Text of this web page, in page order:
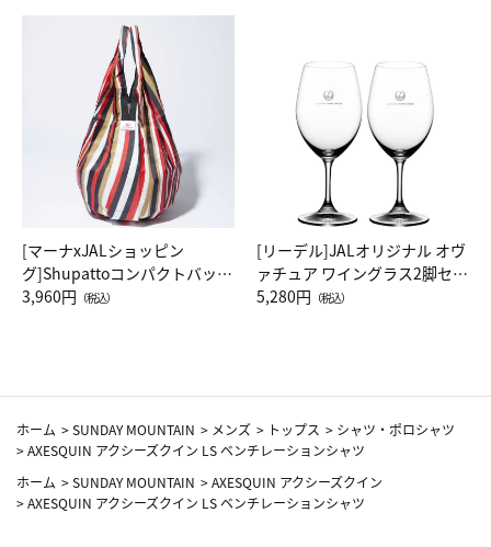
[マーナxJALショッピン
グ]Shupattoコンパクトバッグ
Drop JAL客室乗務員（LC）ス
3,960円 （税込）
[リーデル]JALオリジナル オヴ
ァチュア ワイングラス2脚セッ
ト（レッドワイン）
5,280円 （税込）
ホーム >SUNDAY MOUNTAIN > メンズ > トップス > シャツ・ポロシャツ
>AXESQUIN アクシーズクイン LS ベンチレーションシャツ
ホーム >SUNDAY MOUNTAIN >AXESQUIN アクシーズクイン
>AXESQUIN アクシーズクイン LS ベンチレーションシャツ